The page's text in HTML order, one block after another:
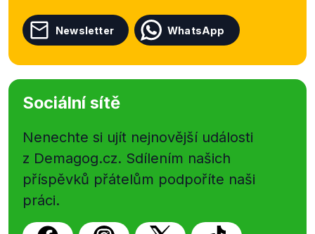
Newsletter WhatsApp
Sociální sítě
Nenechte si ujít nejnovější události
z Demagog.cz. Sdílením našich
příspěvků přátelům podpoříte naši
práci.